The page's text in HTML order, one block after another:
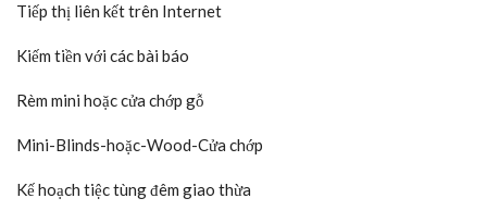
Tiếp thị liên kết trên Internet
Kiếm tiền với các bài báo
Rèm mini hoặc cửa chớp gỗ
Mini-Blinds-hoặc-Wood-Cửa chớp
Kế hoạch tiệc tùng đêm giao thừa